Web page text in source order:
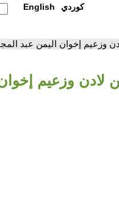
English كوردي
وزعيم إخوان اليمن عبد
لادن وزعيم